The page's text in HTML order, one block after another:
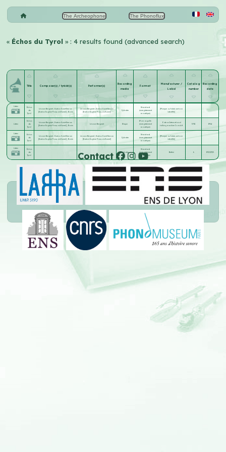
The Archeophone The Phonoflux
« Échos du Tyrol» : 4 results found (advanced search)
Title Composer(s) / lyricist(s) Performer(s)
Recording
media
Format
Manufacturer /
Label
Catalog
number
Recording
date
Listen
Échos
du
Tyrol
Léonce Bergeret; Gaston Saint-Servan
[Gaston Eugène François Hamel] ; Bonin
Léonce Bergeret ; Gaston Saint-Servan
[Gaston Eugène François Hamel]
Cylindre
Standard
(enregistrement
acoustique)
[Marque ou fabricant non
identifié]
Listen
Echos
du
Tyrol
Léonce Bergeret; Gaston Saint-Servan
[Gaston Eugène François Hamel] ; Bonin
Léonce Bergeret Disque
19 cm aiguille
(enregistrement
acoustique)
Odeon International
talking machine Co.m.b.H.
3781 1904
Listen
Echos
du
Tyrol
Léonce Bergeret; Gaston Saint-Servan
[Gaston Eugène François Hamel] ; Bonin
Léonce Bergeret ; Gaston Saint-Servan
[Gaston Eugène François Hamel]
Cylindre
Standard
(enregistrement
acoustique)
[Marque ou fabricant non
identifié]
Listen
Échos
du
Tyrol
Cylindre
Standard
(enregistrement
acoustique)
Bettini 6 1900-1903
Contact